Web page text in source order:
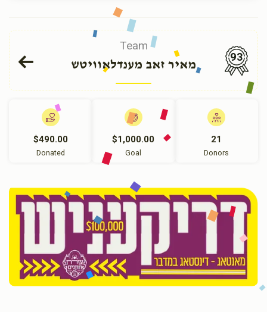
Team
מאיר זאב מענדלאוויטש
93
$490.00
Donated
$1,000.00
Goal
21
Donors